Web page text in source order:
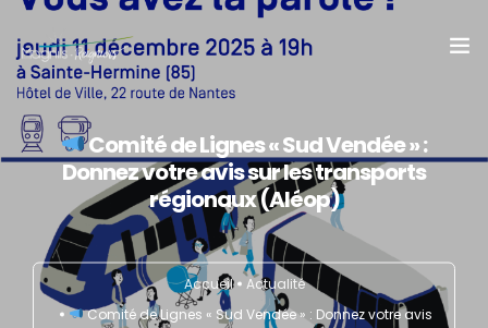
Accueil
Mairie
Actualité
Infos pratiques
Comité de Lignes « Sud Vendée » :
Donnez votre avis sur les transports
régionaux (Aléop)
Accueil
Actualité
Comité de Lignes « Sud Vendée » : Donnez votre avis